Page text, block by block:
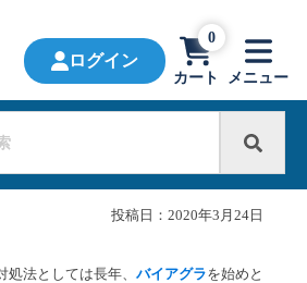
ログイン
カート
0
メニュー
投稿日： 2020年3月24日
法としては長年、 バイアグラを始めと